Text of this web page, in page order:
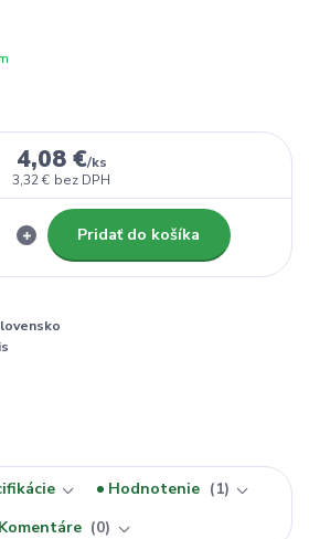
4,08 €/ks
3,32 € bez DPH
Pridať do košíka
Hodnotenie
1
Komentáre
0